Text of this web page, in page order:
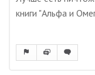
книги "Альфа и